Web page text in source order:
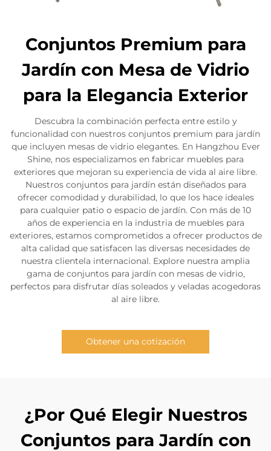
Conjuntos Premium para
Jardín con Mesa de Vidrio
para la Elegancia Exterior
Descubra la combinación perfecta entre estilo y
funcionalidad con nuestros conjuntos premium para jardín
que incluyen mesas de vidrio elegantes. En Hangzhou Ever
Shine, nos especializamos en fabricar muebles para
exteriores que mejoran su experiencia de vida al aire libre.
Nuestros conjuntos para jardín están diseñados para
ofrecer comodidad y durabilidad, lo que los hace ideales
para cualquier patio o espacio de jardín. Con más de 10
años de experiencia en la industria de muebles para
exteriores, estamos comprometidos a ofrecer productos de
alta calidad que satisfacen las diversas necesidades de
nuestra clientela internacional. Explore nuestra amplia
gama de conjuntos para jardín con mesas de vidrio,
perfectos para disfrutar días soleados y veladas acogedoras
al aire libre.
Obtener una cotización
¿Por Qué Elegir Nuestros
Conjuntos para Jardín con